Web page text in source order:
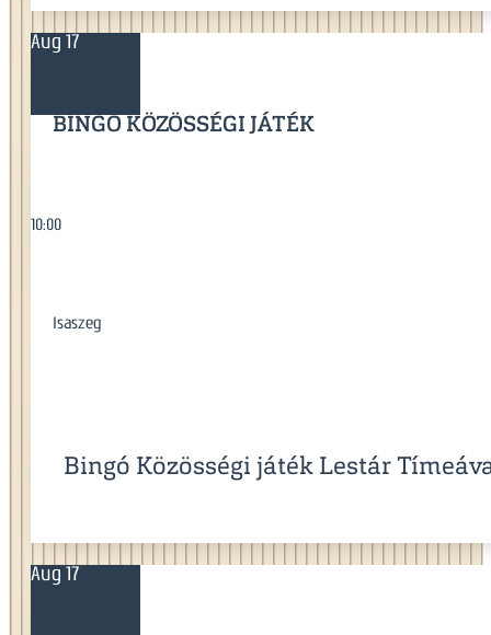
Aug 17
BINGÓ KÖZÖSSÉGI JÁTÉK
10:00
Isaszeg
Bingó Közösségi játék Lestár
Aug 17